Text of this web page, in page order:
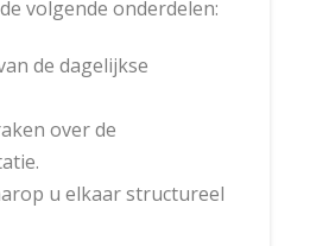
volgende onderdelen:
de dagelijkse
over de
u elkaar structureel